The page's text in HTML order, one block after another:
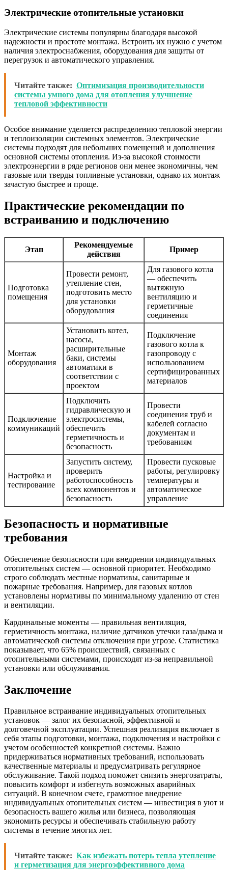
Электрические отопительные установки
Электрические системы популярны благодаря высокой
надежности и простоте монтажа. Встроить их нужно с учетом
наличия электроснабжения, оборудования для защиты от
перегрузок и автоматического управления.
Читайте также: Оптимизация производительности
системы умного дома для отопления улучшение
тепловой эффективности
Особое внимание уделяется распределению тепловой энергии
и теплоизоляции системных элементов. Электрические
системы подходят для небольших помещений и дополнения
основной системы отопления. Из-за высокой стоимости
электроэнергии в ряде регионов они менее экономичны, чем
газовые или тверды топливные установки, однако их монтаж
зачастую быстрее и проще.
Практические рекомендации по
встраиванию и подключению
Этап
Рекомендуемые
действия
Пример
Подготовка
помещения
Провести ремонт,
утепление стен,
подготовить место
для установки
оборудования
Для газового котла
— обеспечить
вытяжную
вентиляцию и
герметичные
соединения
Монтаж
оборудования
Установить котел,
насосы,
расширительные
баки, системы
автоматики в
соответствии с
проектом
Подключение
газового котла к
газопроводу с
использованием
сертифицированных
материалов
Подключение
коммуникаций
Подключить
гидравлическую и
электросистемы,
обеспечить
герметичность и
безопасность
Провести
соединения труб и
кабелей согласно
документам и
требованиям
Настройка и
тестирование
Запустить систему,
проверить
работоспособность
всех компонентов и
безопасность
Провести пусковые
работы, регулировку
температуры и
автоматическое
управление
Безопасность и нормативные
требования
Обеспечение безопасности при внедрении индивидуальных
отопительных систем — основной приоритет. Необходимо
строго соблюдать местные нормативы, санитарные и
пожарные требования. Например, для газовых котлов
установлены нормативы по минимальному удалению от стен
и вентиляции.
Кардинальныe моменты — правильная вентиляция,
герметичность монтажа, наличие датчиков утечки газа/дыма и
автоматической системы отключения при угрозе. Статистика
показывает, что 65% происшествий, связанных с
отопительными системами, происходят из-за неправильной
установки или обслуживания.
Заключение
Правильное встраивание индивидуальных отопительных
установок — залог их безопасной, эффективной и
долговечной эксплуатации. Успешная реализация включает в
себя этапы подготовки, монтажа, подключения и настройки с
учетом особенностей конкретной системы. Важно
придерживаться нормативных требований, использовать
качественные материалы и предусматривать регулярное
обслуживание. Такой подход поможет снизить энергозатраты,
повысить комфорт и избегнуть возможных аварийных
ситуаций. В конечном счете, грамотное внедрение
индивидуальных отопительных систем — инвестиция в уют и
безопасность вашего жилья или бизнеса, позволяющая
экономить ресурсы и обеспечивать стабильную работу
системы в течение многих лет.
Читайте также: Как избежать потерь тепла утепление
и герметизация для энергоэффективного дома